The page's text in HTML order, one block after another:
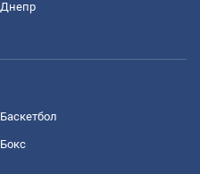
Днепр
Баскетбол
Бокс